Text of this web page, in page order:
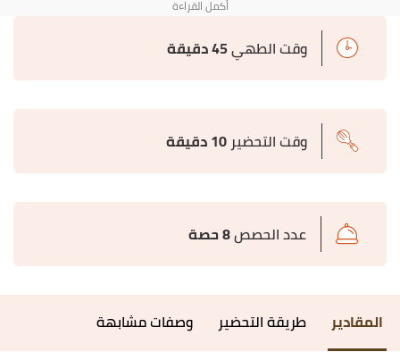
وقت الطهي45 دقيقة
وقت التحضير10 دقيقة
عدد الحصص8 حصة
المقادير طريقة التحضير وصفات مشابهة